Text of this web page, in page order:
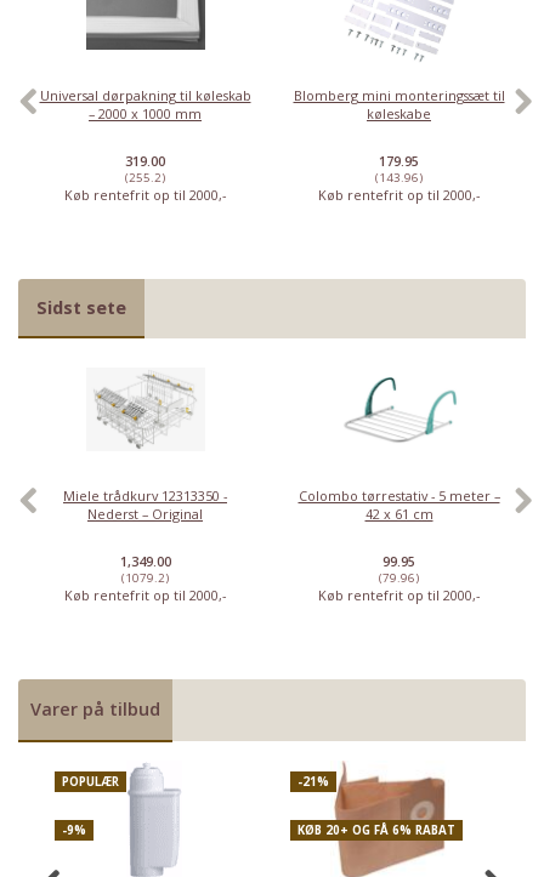
Universal dørpakning til køleskab
– 2000 x 1000 mm
319.00
(255.2)
Køb rentefrit op til 2000,-
Blomberg mini monteringssæt til
køleskabe
179.95
(143.96)
Køb rentefrit op til 2000,-
Sidst sete
Miele trådkurv 12313350 -
Nederst – Original
1,349.00
(1079.2)
Køb rentefrit op til 2000,-
Colombo tørrestativ - 5 meter –
42 x 61 cm
99.95
(79.96)
Køb rentefrit op til 2000,-
Varer på tilbud
POPULÆR
-9%
-21%
KØB 20+ OG FÅ 6% RABAT